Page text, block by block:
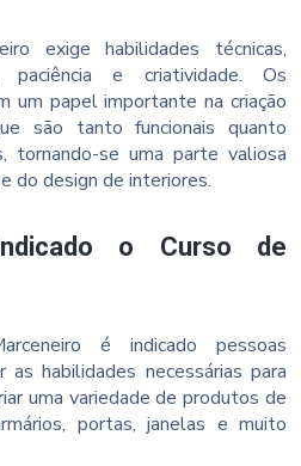
exige habilidades técnicas,
e criatividade. Os
um papel importante na criação
são tanto funcionais quanto
tornando-se uma parte valiosa
do design de interiores.
o Curso de
é indicado pessoas
habilidades necessárias para
uma variedade de produtos de
portas, janelas e muito